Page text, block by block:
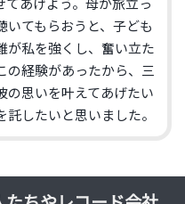
てあげよう。母が旅立っ
いてもらおうと、子ども
が私を強くし、奮い立た
の経験があったから、三
の思いを叶えてあげたい
託したいと思いました。